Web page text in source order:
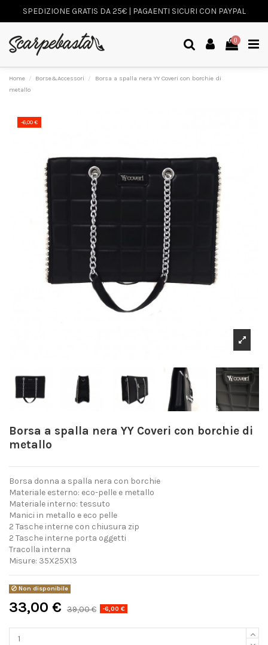
SPEDIZIONE GRATIS DA 25€ | PAGAENTI SICURI CON PAYPAL
0
Home Borse&Accessori
Borsa a spalla nera YY Coveri con borchie di
metallo
-6,00 €
Borsa a spalla nera YY Coveri con borchie di
metallo
Borsa donna a spalla nera con borchie
Materiale esterno: eco-pelle e metallo
Materiale interno: tessuto
Manici in metallo e eco pelle
2 Tasche interne con chiusura zip
2 Tasche interne porta oggetti
Tracolla interna
Misure: 35X25X13
Non disponibile
33,00 € 39,00 € -6,00 €